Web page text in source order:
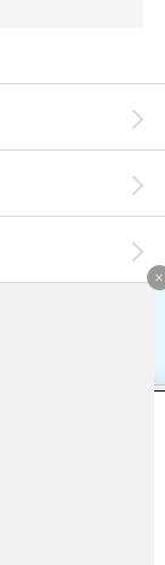
式会社が運営してい
い限り無断使用・複
るため、コ
を使用し
設定」